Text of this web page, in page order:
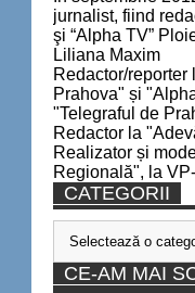
jurnalist, fiind
şi “Alpha TV”
Liliana Maxim
Redactor/
Prahova" și
"Telegraful de
Redactor la
Realizator și
Regională", la
CATEGORII
Categorii
CE-AM MAI